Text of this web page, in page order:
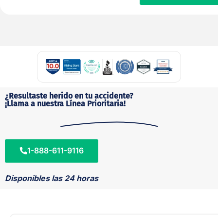
¿Resultaste herido en tu accidente?
¡Llama a nuestra Línea Prioritaria!
1-888-611-9116
Disponibles las 24 horas